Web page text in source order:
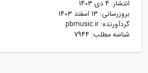
انتشار: 4 دی 1403
بروزرسانی: 13 اسفند 1403
گردآورنده: pbmusic.ir
شناسه مطلب: 7944